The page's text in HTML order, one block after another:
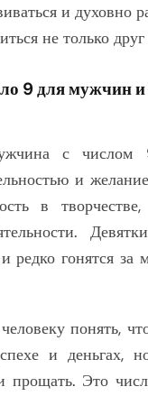
и духовно
не только
9 для мужчин
с числом
и
в творчестве,
редко гонятся за
понять,
и деньгах,
прощать. Это